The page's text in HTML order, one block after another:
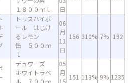
１８００ｍｌ
日
トリスハイボ
ール はじけ
るレモン
缶 ５００ｍ
ｌ
06
月
11
日
156 310% 7% 192
デュワ－ズ
ホワイトラベ
ル ７００ｍ
05
月
15
151 113% 9% 1235